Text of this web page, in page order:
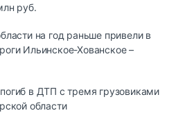
руб.
на год раньше привели в
Ильинское-Хованское –
в ДТП с тремя грузовиками
области